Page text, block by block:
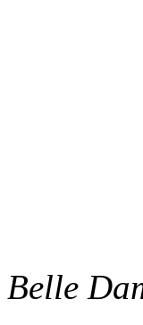
Belle